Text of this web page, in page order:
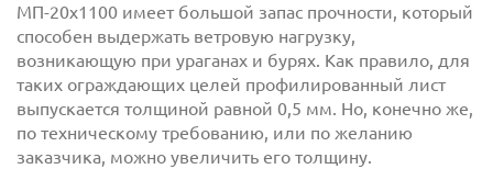
МП-20х1100 имеет большой запас прочности, который
способен выдержать ветровую нагрузку,
возникающую при ураганах и бурях. Как правило, для
таких ограждающих целей профилированный лист
выпускается толщиной равной 0,5 мм. Но, конечно же,
по техническому требованию, или по желанию
заказчика, можно увеличить его толщину.